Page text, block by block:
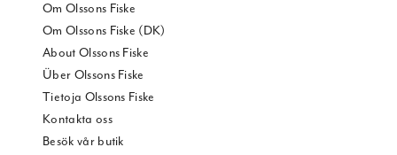
Om Olssons Fiske
Om Olssons Fiske (DK)
About Olssons Fiske
Über Olssons Fiske
Tietoja Olssons Fiske
Kontakta oss
Besök vår butik